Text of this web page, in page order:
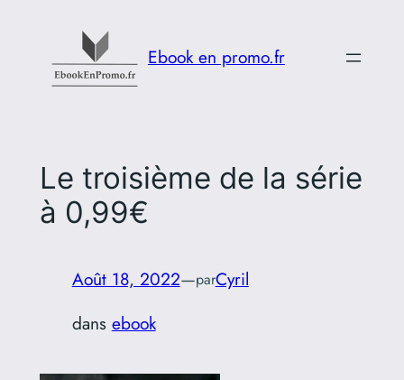
contenu
Ebook en promo.fr
Le troisième de la série
à 0,99€
Août 18, 2022—parCyril
dans ebook